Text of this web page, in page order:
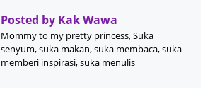
Posted by Kak Wawa
Mommy to my pretty princess, Suka
senyum, suka makan, suka membaca, suka
memberi inspirasi, suka menulis